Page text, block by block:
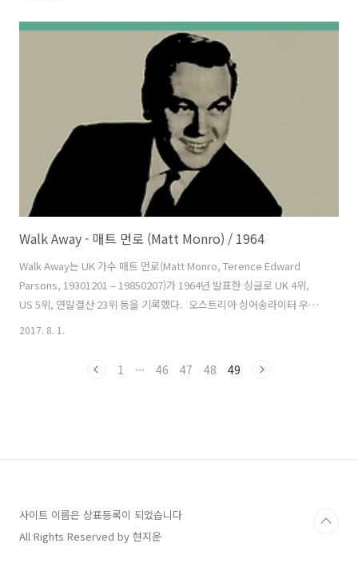
Pourcel)의 연주곡 버전이 MBC 라디오 에 사용되면서 라디오 청취자들
에겐 잊을 수 없는 음악이 되었다. 제목은 프랑스어지만 가사는 독일어
다. 곡은 우도와 토마스 회르비거(Thomas Hörbiger)가 만들었고 지휘
는 한스 해머슈미트(Hans Hammerschmid)가 맡았다. 스티비 원더
Walk Away - 매트 먼로 (Matt Monro) / 1964
Walk Away는 UK 가수 매트 먼로(Matt Monro, Terence Edward
Parsons, 19301201 – 19850207)가 1964년 발표한 싱글로 UK 4위,
US 5위, 연말결산 23위 등을 기록했다. 오스트리아 싱어송라이터 우도
유르겐스(Jürgen Udo Bockelmann, 19340930 – 20141221)가 같은
(Don Black)이 영어 가사를 지어 매트가 첫 영어 버전을 불렀다. 조니 스
2017. 8. 1.
1 ··· 46 47 48 49
사이트 이름은 상표등록이 되었습니다
All Rights Reserved by 현지운